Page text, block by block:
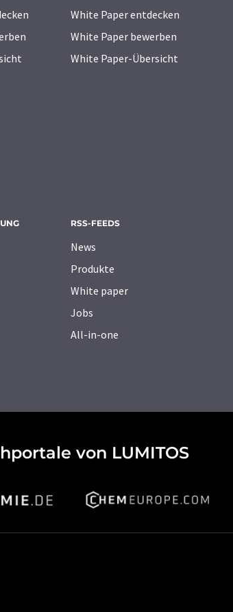
White Paper entdecken
White Paper bewerben
White Paper-Übersicht
RSS-FEEDS
News
Produkte
White paper
Jobs
All-in-one
von LUMITOS